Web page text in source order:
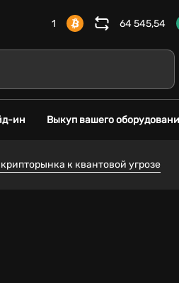
1 64 545,54
ин Выкуп вашего
к квантовой угрозе